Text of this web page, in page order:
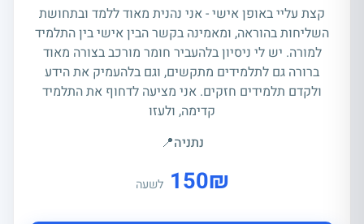
קצת עליי באופן אישי - אני נהנית מאוד ללמד ובתחושת
השליחות בהוראה, ומאמינה בקשר הבין אישי בין התלמיד
למורה. יש לי ניסיון בלהעביר חומר מורכב בצורה מאוד
ברורה גם לתלמידים מתקשים, וגם בלהעמיק את הידע
ולקדם תלמידים חזקים. אני מציעה לדחוף את התלמיד
קדימה, ולעזו
נתניה📍
₪
150 לשעה